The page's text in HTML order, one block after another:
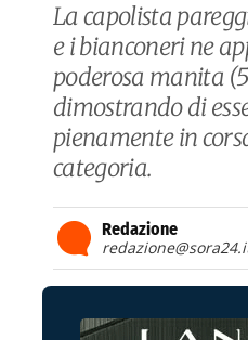
La capolista
e i bianconeri ne
poderosa manita
dimostrando di
pienamente in
categoria.
Redazione